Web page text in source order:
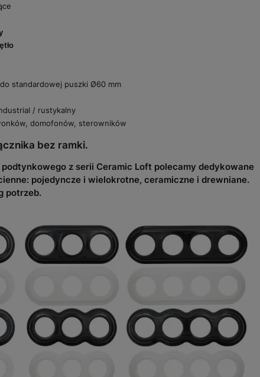
standardowej puszki Ø60 mm
/ rustykalny
domofonów, sterowników
bez ramki.
podtynkowego z serii Ceramic Loft polecamy dedykowane
pojedyncze i wielokrotne, ceramiczne i drewniane.
potrzeb.